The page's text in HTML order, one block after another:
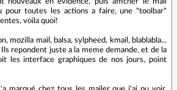
pour toutes les actions a faire, une "toolbar"
voila quoi!
mozilla mail, balsa, sylpheed, kmail, blablabla...
repondent juste a la meme demande, et de la
les interface graphiques de nos jours, point